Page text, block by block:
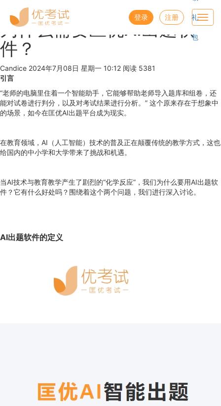
登录 注册 礼
包
为什么需要匡优AI出题软
件？
Candice 2024年7月08日 星期一 10:12 阅读 5381
引言
“老师的电脑里住着一个智能助手，它能够帮助老师导入题库和组卷，还
能对试卷进行判分，以及对考试结果进行分析。” 这个原来存在于想象中
的场景，如今在匡优AI出题平台成为现实。
在教育领域，AI（人工智能）技术的普及正在颠覆传统的教学方式，这也
给国内的中小学和大学带来了挑战和机遇。
当AI技术与教育教学产生了剧烈的“化学反应”，我们为什么要用AI出题软
件？它有什么好处吗？围绕着这个两个问题，我们进行深入讨论。
AI出题软件的定义